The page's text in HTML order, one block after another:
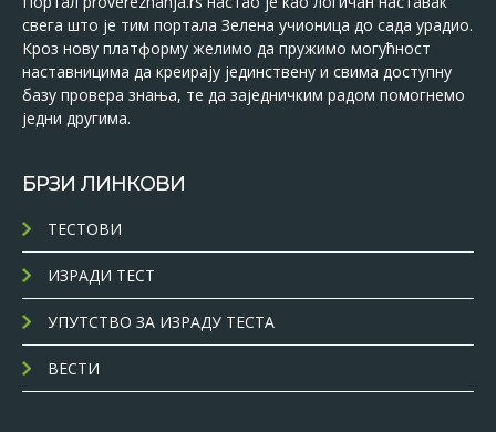
свега што је тим портала Зелена учионица до сада урадио.
Кроз нову платформу желимо да пружимо могућност
наставницима да креирају јединствену и свима доступну
базу провера знања, те да заједничким радом помогнемо
једни другима.
БРЗИ ЛИНКОВИ
ТЕСТОВИ
ИЗРАДИ ТЕСТ
УПУТСТВО ЗА ИЗРАДУ ТЕСТА
ВЕСТИ